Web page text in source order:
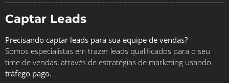
Captar Leads
Precisando captar leads para sua equipe de vendas?
Somos especialistas em trazer leads qualificados para o seu
time de vendas, através de estratégias de marketing usando
tráfego pago.